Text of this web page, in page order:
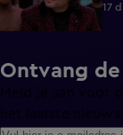
17
Ontvang
Meld je aan voor
het laatste nieuws